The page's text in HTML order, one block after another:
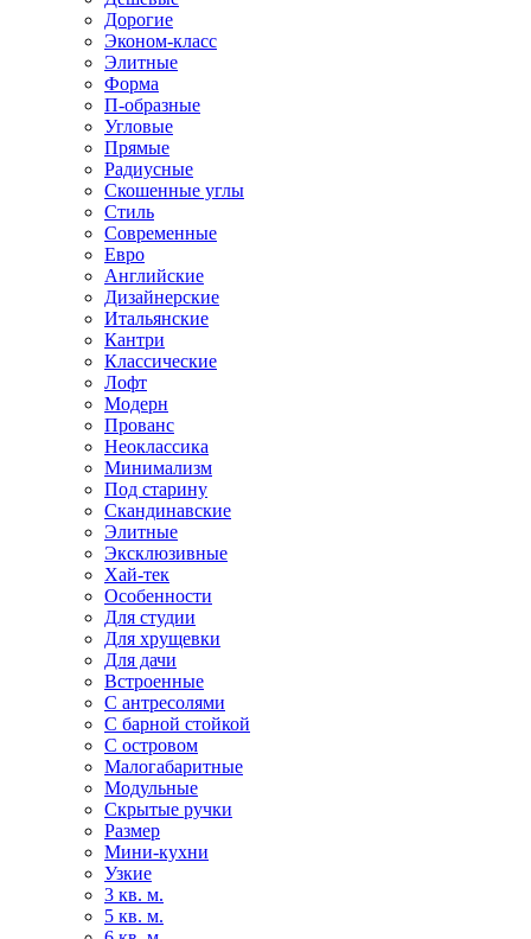
Дорогие
Эконом-класс
Элитные
Форма
П-образные
Угловые
Прямые
Радиусные
Скошенные углы
Стиль
Современные
Евро
Английские
Дизайнерские
Итальянские
Кантри
Классические
Лофт
Модерн
Прованс
Неоклассика
Минимализм
Под старину
Скандинавские
Элитные
Эксклюзивные
Хай-тек
Особенности
Для студии
Для хрущевки
Для дачи
Встроенные
С антресолями
С барной стойкой
С островом
Малогабаритные
Модульные
Скрытые ручки
Размер
Мини-кухни
Узкие
3 кв. м.
5 кв. м.